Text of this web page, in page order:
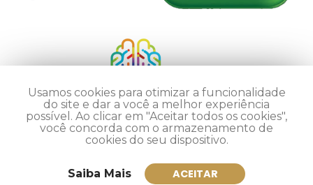
Usamos cookies para otimizar a funcionalidade
do site e dar a você a melhor experiência
possível. Ao clicar em "Aceitar todos os cookies",
você concorda com o armazenamento de
cookies do seu dispositivo.
Saiba Mais ACEITAR